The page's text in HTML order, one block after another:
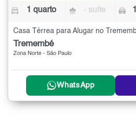
1 quarto - suíte
Casa Térrea para Alugar no
Tremembé
Zona Norte - São Paulo
WhatsApp